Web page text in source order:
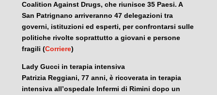
Coalition Against Drugs, che riunisce 35 Paesi. A
San Patrignano arriveranno 47 delegazioni tra
governi, istituzioni ed esperti, per confrontarsi sulle
politiche rivolte soprattutto a giovani e persone
fragili (Corriere)
Lady Gucci in terapia intensiva
Patrizia Reggiani, 77 anni, è ricoverata in terapia
intensiva all’ospedale Infermi di Rimini dopo un